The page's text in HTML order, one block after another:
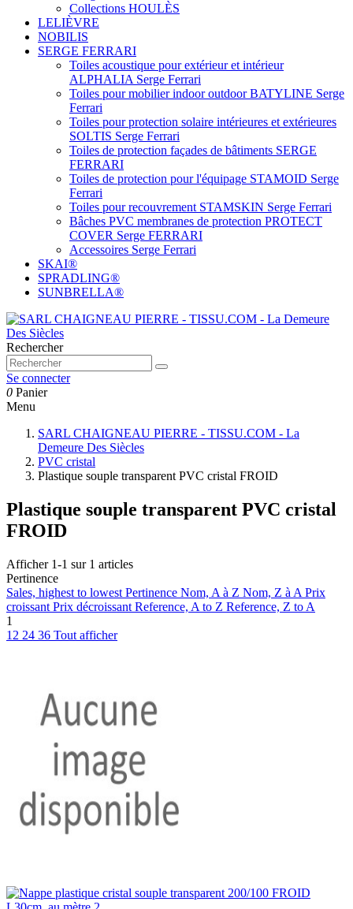
Collections HOULÈS
LELIÈVRE
NOBILIS
SERGE FERRARI
Toiles acoustique pour extérieur et intérieur
ALPHALIA Serge Ferrari
Toiles pour mobilier indoor outdoor BATYLINE Serge
Ferrari
Toiles pour protection solaire intérieures et extérieures
SOLTIS Serge Ferrari
Toiles de protection façades de bâtiments SERGE
FERRARI
Toiles de protection pour l'équipage STAMOID Serge
Ferrari
Toiles pour recouvrement STAMSKIN Serge Ferrari
Bâches PVC membranes de protection PROTECT
COVER Serge FERRARI
Accessoires Serge Ferrari
SKAI®
SPRADLING®
SUNBRELLA®
Rechercher
Se connecter
0 Panier
Menu
SARL CHAIGNEAU PIERRE - TISSU.COM - La
Demeure Des Siècles
PVC cristal
Plastique souple transparent PVC cristal FROID
Plastique souple transparent PVC cristal
FROID
Afficher 1-1 sur 1 articles
Pertinence
Sales, highest to lowest Pertinence Nom, A à Z Nom, Z à A Prix
croissant Prix décroissant Reference, A to Z Reference, Z to A
1
12 24 36 Tout afficher